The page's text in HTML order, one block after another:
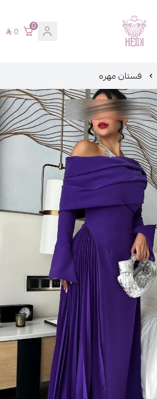
هايدي فاشن
0
0
فستان مهره